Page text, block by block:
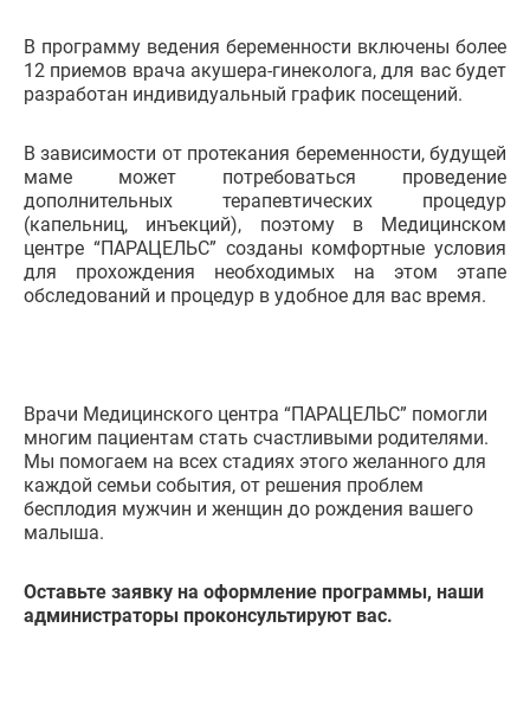
В программу ведения беременности включены более
12 приемов врача акушера-гинеколога, для вас будет
разработан индивидуальный график посещений.
В зависимости от протекания беременности, будущей
маме может потребоваться проведение
дополнительных терапевтических процедур
(капельниц, инъекций), поэтому в Медицинском
центре “ПАРАЦЕЛЬС” созданы комфортные условия
для прохождения необходимых на этом этапе
обследований и процедур в удобное для вас время.
Врачи Медицинского центра “ПАРАЦЕЛЬС” помогли
многим пациентам стать счастливыми родителями.
Мы помогаем на всех стадиях этого желанного для
каждой семьи события, от решения проблем
бесплодия мужчин и женщин до рождения вашего
малыша.
Оставьте заявку на оформление программы, наши
администраторы проконсультируют вас.